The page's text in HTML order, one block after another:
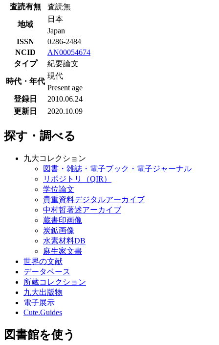
査読有無 査読無
地域
日本
Japan
ISSN
0286-2484
NCID
AN00054674
タイプ
紀要論文
時代・年代
現代
Present age
登録日
2010.06.24
更新日
2020.10.09
探す・調べる
九大コレクション
図書・雑誌・電子ブック・電子ジャーナル
リポジトリ（QIR）
学位論文
貴重資料デジタルアーカイブ
中村哲著述アーカイブ
蔵書印画像
炭鉱画像
水素材料DB
麻生家文書
世界の文献
データベース
所蔵コレクション
九大出版物
電子展示
Cute.Guides
図書館を使う